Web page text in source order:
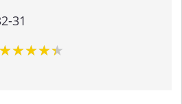
31
★★★★★
★★★★★